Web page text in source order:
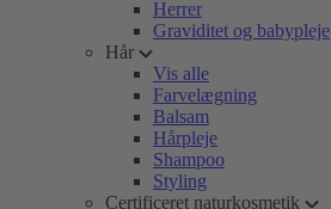
Herrer
Graviditet og babypleje
Hår
Vis alle
Farvelægning
Balsam
Hårpleje
Shampoo
Styling
Certificeret naturkosmetik